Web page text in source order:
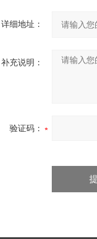
详细地址：
补充说明：
验证码：